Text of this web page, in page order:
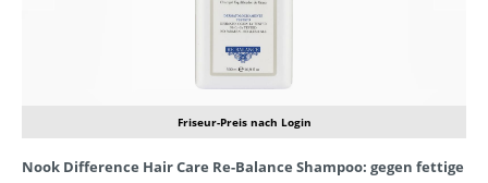
Friseur-Preis nach Login
Nook Difference Hair Care Re-Balance Shampoo: gegen fettige